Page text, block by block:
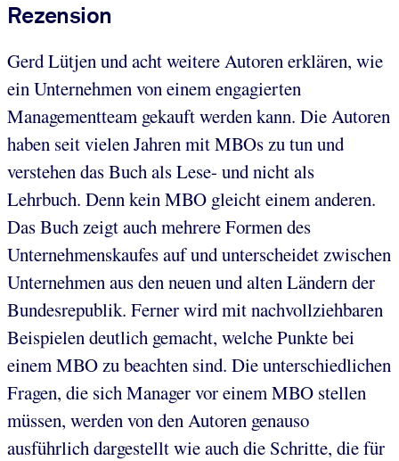
Rezension
Gerd Lütjen und acht weitere Autoren erklären, wie
ein Unternehmen von einem engagierten
Managementteam gekauft werden kann. Die Autoren
haben seit vielen Jahren mit MBOs zu tun und
verstehen das Buch als Lese- und nicht als
Lehrbuch. Denn kein MBO gleicht einem anderen.
Das Buch zeigt auch mehrere Formen des
Unternehmenskaufes auf und unterscheidet zwischen
Unternehmen aus den neuen und alten Ländern der
Bundesrepublik. Ferner wird mit nachvollziehbaren
Beispielen deutlich gemacht, welche Punkte bei
einem MBO zu beachten sind. Die unterschiedlichen
Fragen, die sich Manager vor einem MBO stellen
müssen, werden von den Autoren genauso
ausführlich dargestellt wie auch die Schritte, die für